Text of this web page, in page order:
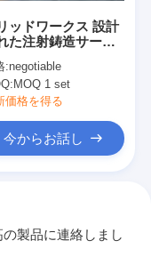
ッドワークス 設計
た注射鋳造サービ
輸送
:negotiable
MOQ 1 set
価格を得る
今からお話し
製品に連絡しまし